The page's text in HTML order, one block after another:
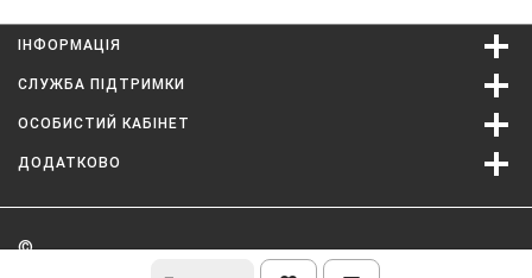
ІНФОРМАЦІЯ
СЛУЖБА ПІДТРИМКИ
ОСОБИСТИЙ КАБІНЕТ
ДОДАТКОВО
©